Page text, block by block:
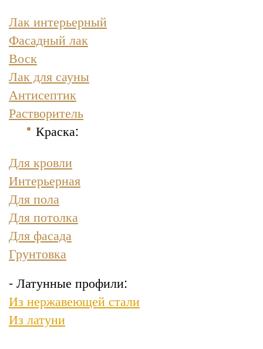
Лак интерьерный
Фасадный лак
Воск
Лак для сауны
Антисептик
Растворитель
Краска:
Для кровли
Интерьерная
Для пола
Для потолка
Для фасада
Грунтовка
- Латунные профили:
Из нержавеющей стали
Из латуни